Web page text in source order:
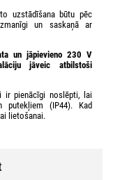
uzstādīšana būtu pēc
un saskaņā ar
un jāpievieno 230 V
jāveic atbilstoši
ir pienācīgi noslēpti, lai
putekļiem (IP44). Kad
lietošanai.